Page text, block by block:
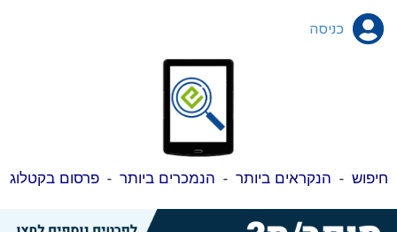
כניסה
חיפוש - הנקראים ביותר - הנמכרים ביותר -פרסום בקטלוג